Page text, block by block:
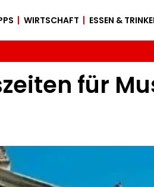
WIRTSCHAFT ESSEN &
für